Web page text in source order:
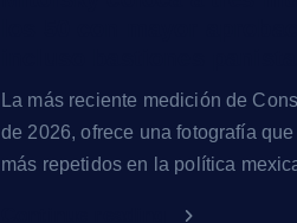
La más reciente medición de
de 2026, ofrece una fotografía
más repetidos en la política